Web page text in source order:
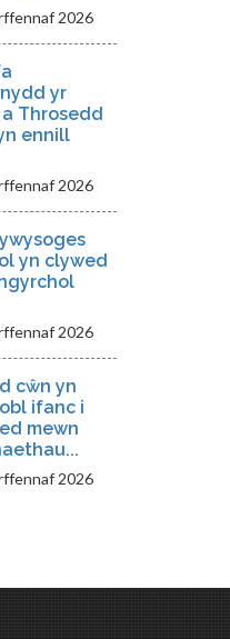
2026
yr
Throsedd
ennill
2026
yn clywed
2026
cŵn yn
ifanc i
mewn
2026